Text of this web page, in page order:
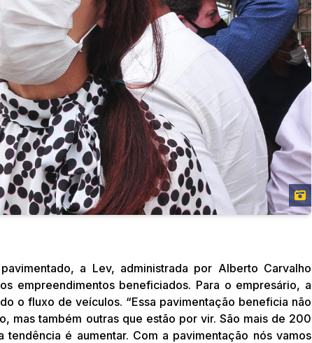
a Lev, administrada por Alberto Carvalho
empreendimentos beneficiados. Para o empresário, a
o fluxo de veículos. “Essa pavimentação beneficia não
mas também outras que estão por vir. São mais de 200
é aumentar. Com a pavimentação nós vamos